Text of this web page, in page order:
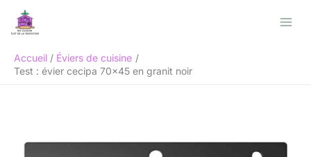
Accueil
Éviers de cuisine
Test : évier cecipa 70×45 en granit noir
Rechercher